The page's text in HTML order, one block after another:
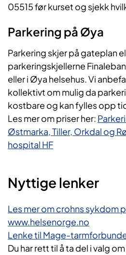
05515 før kurset og sjekk
Parkering på Øya
Parkering skjer på gateplan
parkeringskjellerne
eller i Øya helsehus. Vi
kollektivt om mulig da
kostbare og kan fylles opp
Les mer om priser her:
Østmarka, Tiller, Orkdal og
hospital HF
Nyttige lenker
Les mer om crohns sykdom
www.helsenorge.no
Lenke til Mage-
Du har rett til å ta del i valg